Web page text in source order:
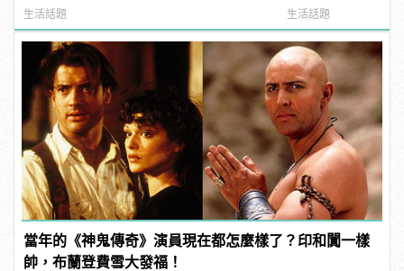
流高速充電系統
生活話題
查？快看5大常見
道！
生活話題
當年的《神鬼傳奇》演員現在都怎麼樣了？印和闐一樣
帥，布蘭登費雪大發福！